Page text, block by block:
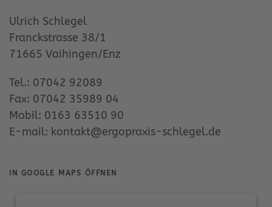
Ulrich Schlegel
Franckstrasse 38/1
71665 Vaihingen/Enz
Tel.: 07042 92089
Fax: 07042 35989 04
Mobil: 0163 63510 90
E-mail: kontakt@ergopraxis-schlegel.de
IN GOOGLE MAPS ÖFFNEN